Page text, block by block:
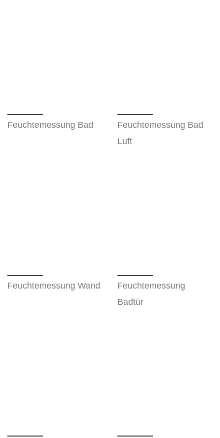
Feuchtemessung Bad
Feuchtemessung Bad
Luft
Feuchtemessung Wand
Feuchtemessung
Badtür